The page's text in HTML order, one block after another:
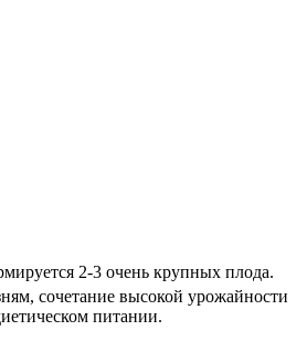
2-3 очень крупных плода.
сочетание высокой урожайности
питании.